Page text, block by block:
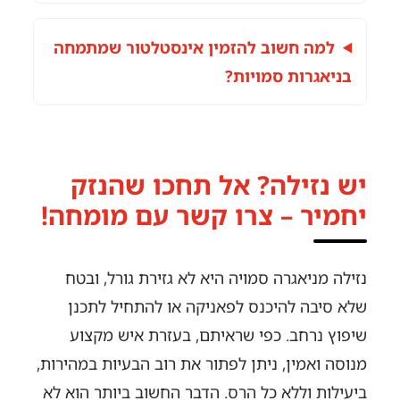
למה חשוב להזמין אינסטלטור שמתמחה
בניאגרות סמויות?
יש נזילה? אל תחכו שהנזק
יחמיר – צרו קשר עם מומחה!
נזילה מניאגרה סמויה היא לא גזירת גורל, ובטח
שלא סיבה להיכנס לפאניקה או להתחיל לתכנן
שיפוץ נרחב. כפי שראיתם, בעזרת איש מקצוע
מנוסה ואמין, ניתן לפתור את רוב הבעיות במהירות,
ביעילות וללא כל הרס. הדבר החשוב ביותר הוא לא